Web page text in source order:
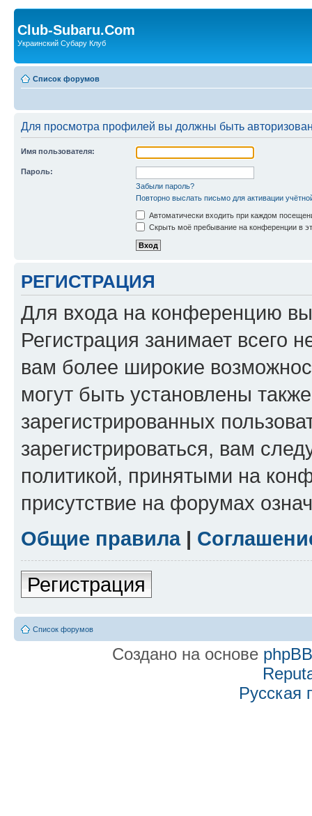
Club-Subaru.Com
Украинский Субару Клуб
Список форумов
Для просмотра профилей вы должны быть
Имя пользователя:
Пароль:
Забыли пароль?
Повторно выслать письмо для активации
Автоматически входить при каждом
Скрыть моё пребывание на конференции в
РЕГИСТРАЦИЯ
Для входа на конференцию
Регистрация занимает всего
вам более широкие
могут быть установлены
зарегистрированных
зарегистрироваться, вам
политикой, принятыми на
присутствие на форумах
Общие правила|
Регистрация
Список форумов
Создано на основе phpBB
Русская